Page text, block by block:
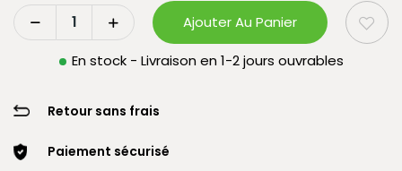
Ajouter Au Panier
En stock - Livraison en 1-2 jours ouvrables
Retour sans frais
Paiement sécurisé